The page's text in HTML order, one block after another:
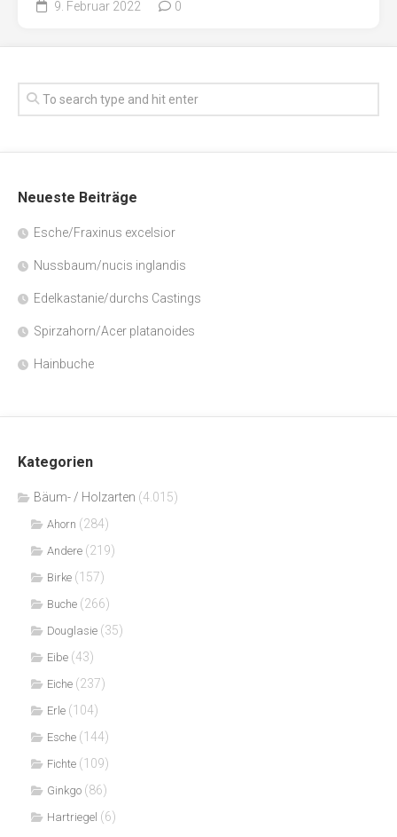
9. Februar 2022 0
Neueste Beiträge
Esche/Fraxinus excelsior
Nussbaum/nucis inglandis
Edelkastanie/durchs Castings
Spirzahorn/Acer platanoides
Hainbuche
Kategorien
Bäum- / Holzarten (4.015)
Ahorn (284)
Andere (219)
Birke (157)
Buche (266)
Douglasie (35)
Eibe (43)
Eiche (237)
Erle (104)
Esche (144)
Fichte (109)
Ginkgo (86)
Hartriegel (6)